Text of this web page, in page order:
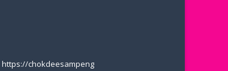
https://chokdeesampeng